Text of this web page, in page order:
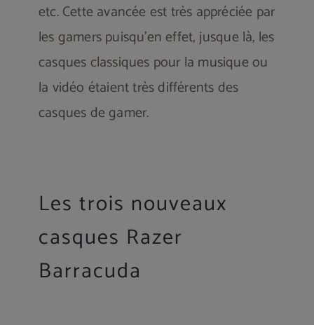
etc. Cette avancée est très appréciée par
les gamers puisqu’en effet, jusque là, les
casques classiques pour la musique ou
la vidéo étaient très différents des
casques de gamer.
Les trois nouveaux
casques Razer
Barracuda